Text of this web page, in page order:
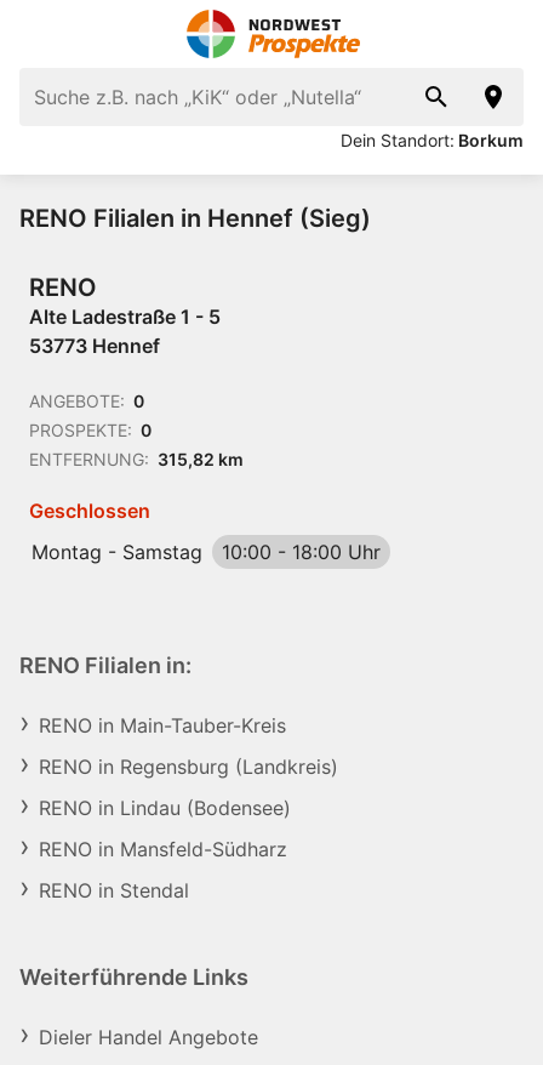
Dein Standort: Borkum
RENO Filialen in Hennef (Sieg)
RENO
Alte Ladestraße 1 - 5
53773 Hennef
ANGEBOTE: 0
PROSPEKTE: 0
ENTFERNUNG: 315,82 km
Geschlossen
Montag - Samstag
10:00 - 18:00 Uhr
RENO Filialen in:
RENO in Main-Tauber-Kreis
RENO in Regensburg (Landkreis)
RENO in Lindau (Bodensee)
RENO in Mansfeld-Südharz
RENO in Stendal
Weiterführende Links
Dieler Handel Angebote